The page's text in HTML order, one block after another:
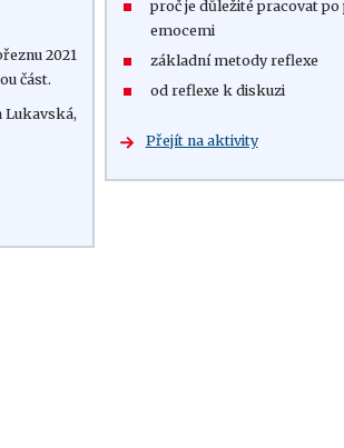
2021
část.
Lukavská,
proč je důležité pracovat po
emocemi
základní metody reflexe
od reflexe k diskuzi
Přejít na aktivity